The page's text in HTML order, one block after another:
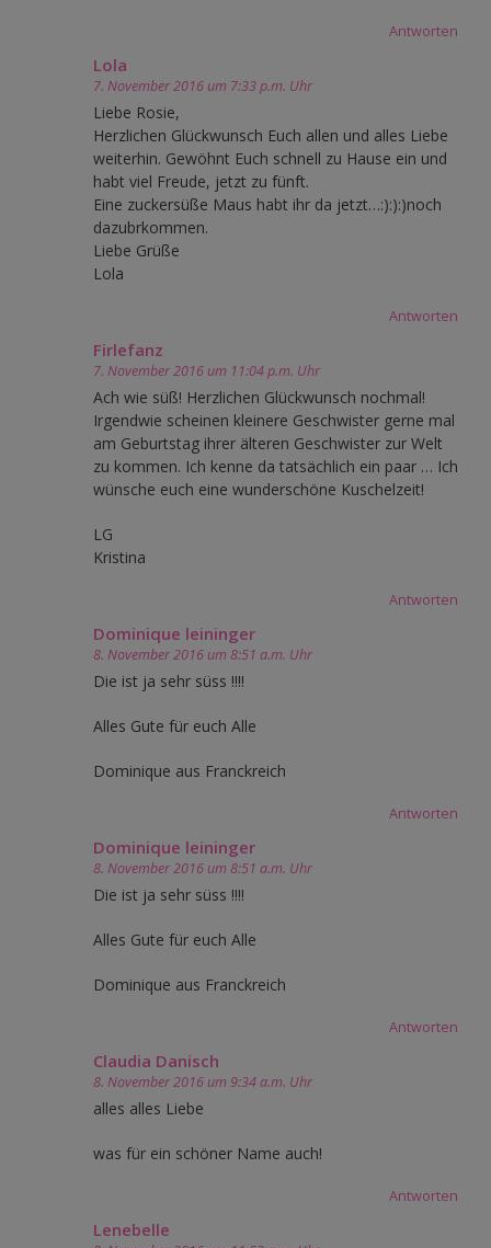
Antworten
Lola
7. November 2016 um 7:33 p.m. Uhr
Liebe Rosie,
Herzlichen Glückwunsch Euch allen und alles Liebe
weiterhin. Gewöhnt Euch schnell zu Hause ein und
habt viel Freude, jetzt zu fünft.
Eine zuckersüße Maus habt ihr da jetzt…:):):)noch
dazubrkommen.
Liebe Grüße
Lola
Antworten
Firlefanz
7. November 2016 um 11:04 p.m. Uhr
Ach wie süß! Herzlichen Glückwunsch nochmal!
Irgendwie scheinen kleinere Geschwister gerne mal
am Geburtstag ihrer älteren Geschwister zur Welt
zu kommen. Ich kenne da tatsächlich ein paar … Ich
wünsche euch eine wunderschöne Kuschelzeit!
LG
Kristina
Antworten
Dominique leininger
8. November 2016 um 8:51 a.m. Uhr
Die ist ja sehr süss !!!!
Alles Gute für euch Alle
Dominique aus Franckreich
Antworten
Dominique leininger
8. November 2016 um 8:51 a.m. Uhr
Die ist ja sehr süss !!!!
Alles Gute für euch Alle
Dominique aus Franckreich
Antworten
Claudia Danisch
8. November 2016 um 9:34 a.m. Uhr
alles alles Liebe
was für ein schöner Name auch!
Antworten
Lenebelle